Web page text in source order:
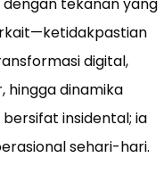
dengan tekanan yang
digital,
hingga dinamika
insidental; ia
sehari-hari.